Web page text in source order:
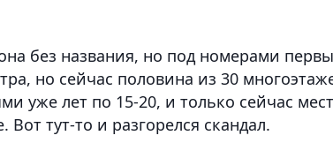
без названия, но под номерами
но сейчас половина из 30
уже лет по 15-20, и только сейчас
Вот тут-то и разгорелся скандал.